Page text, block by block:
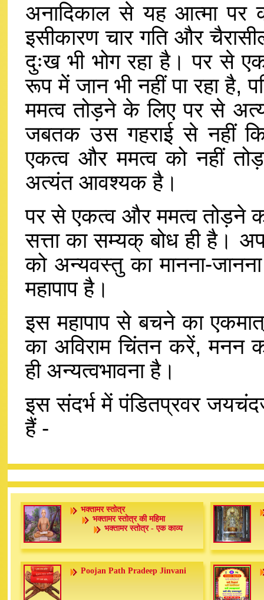
अनादिकाल से यह आत्मा पर
इसीकारण चार गति और
दुःख भी भोग रहा है। पर से
रूप में जान भी नहीं पा रहा है,
ममत्व तोड़ने के लिए पर से
जबतक उस गहराई से नहीं
एकत्व और ममत्व को नहीं
अत्यंत आवश्यक है।
पर से एकत्व और ममत्व तोड़ने
सत्ता का सम्यक् बोध ही है।
को अन्यवस्तु का मानना-जानना
महापाप है।
इस महापाप से बचने का
का अविराम चिंतन करें, मनन
ही अन्यत्वभावना है।
इस संदर्भ में पंडितप्रवर
हैं -
भक्तामर स्तोत्र
भक्तामर स्तोत्र की महिमा
भक्तामर स्तोत्र - एक काव्य
Poojan Path Pradeep Jinvani